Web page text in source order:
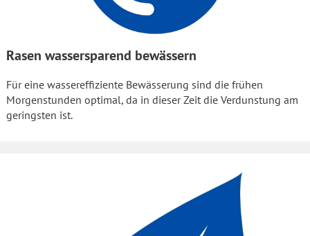
Rasen wassersparend bewässern
Für eine wassereffiziente Bewässerung sind die frühen
Morgenstunden optimal, da in dieser Zeit die Verdunstung am
geringsten ist.